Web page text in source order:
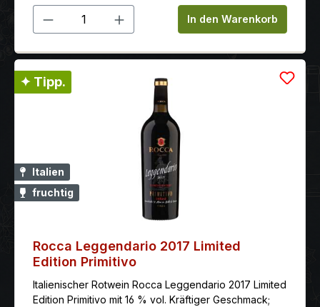
Produkt Anzahl: Gib denIn den Warenkorb
✦ Tipp.
Italien
fruchtig
Rocca Leggendario 2017 Limited
Edition Primitivo
Italienischer Rotwein Rocca Leggendario 2017 Limited
Edition Primitivo mit 16 % vol. Kräftiger Geschmack;